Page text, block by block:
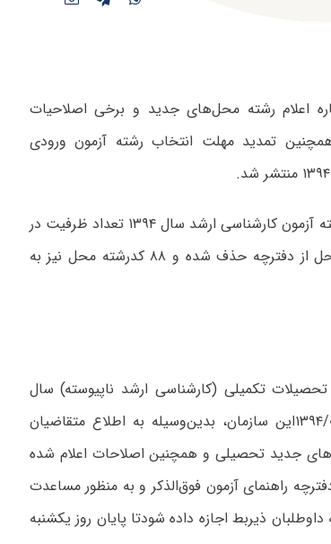
اعلام‌ رشته‌ محل‌های جدید و برخی اصلاحیات
تمدید مهلت انتخاب رشته آزمون ورودی
بر اساس اصلاحیه دوم دفترچه راهنمای انتخاب رشته آزمون کارشناسی ارشد سال ۱۳۹۴ تعداد ظرفیت در
و ۸۸ کدرشته محل نیز به
تحصیلات تکمیلی (کارشناسی ارشد ناپیوسته) سال
۱۳۹۴ و همچنین اطلاعیه اصلاحیات مورخ ۱۳۹۴/۰۲/۲۸این سازمان، بدین‌وسیله‌ به ‌اطلاع‌ متقاضیان
جدید تحصیلی و همچنین اصلاحات اعلام شده
راهنمای آزمون فوق‌الذکر و به منظور مساعدت
ذیربط اجازه داده شودتا پایان روز یکشنبه